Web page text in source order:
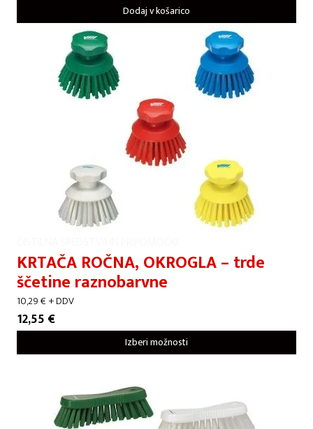
Dodaj v košarico
KRTAČA ROČNA, OKROGLA – trde
ščetine raznobarvne
10,29€+ DDV
12,55 €
Izberi možnosti